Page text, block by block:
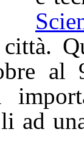
al
ad